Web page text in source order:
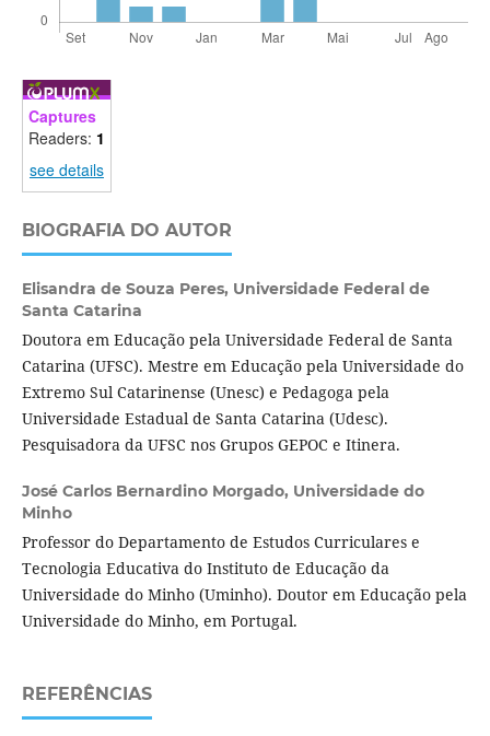
Captures
Readers: 1
see details
BIOGRAFIA DO AUTOR
Elisandra de Souza Peres, Universidade Federal de
Santa Catarina
Doutora em Educação pela Universidade Federal de Santa
Catarina (UFSC). Mestre em Educação pela Universidade do
Extremo Sul Catarinense (Unesc) e Pedagoga pela
Universidade Estadual de Santa Catarina (Udesc).
Pesquisadora da UFSC nos Grupos GEPOC e Itinera.
José Carlos Bernardino Morgado, Universidade do
Minho
Professor do Departamento de Estudos Curriculares e
Tecnologia Educativa do Instituto de Educação da
Universidade do Minho (Uminho). Doutor em Educação pela
Universidade do Minho, em Portugal.
REFERÊNCIAS